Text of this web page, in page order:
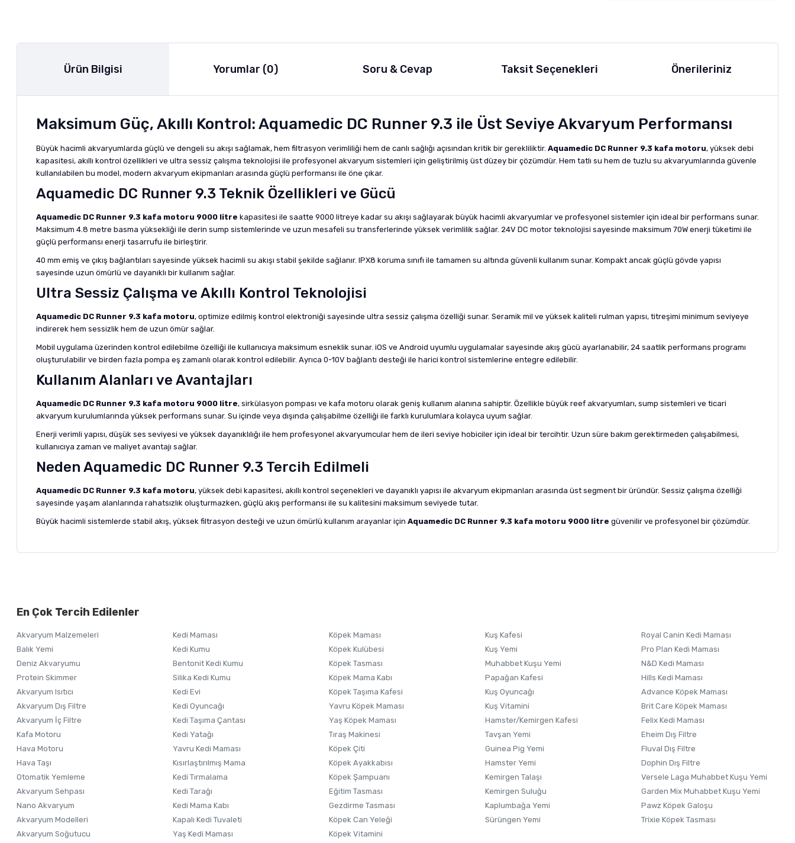
Ürün Bilgisi Yorumlar (0) Soru & Cevap Taksit Seçenekleri Önerileriniz
Maksimum Güç, Akıllı Kontrol: Aquamedic DC Runner 9.3 ile Üst Seviye Akvaryum Performansı
Büyük hacimli akvaryumlarda güçlü ve dengeli su akışı sağlamak, hem filtrasyon verimliliği hem de canlı sağlığı açısından kritik bir gerekliliktir. Aquamedic DC Runner 9.3 kafa motoru, yüksek debi
kapasitesi, akıllı kontrol özellikleri ve ultra sessiz çalışma teknolojisi ile profesyonel akvaryum sistemleri için geliştirilmiş üst düzey bir çözümdür. Hem tatlı su hem de tuzlu su akvaryumlarında güvenle
kullanılabilen bu model, modern akvaryum ekipmanları arasında güçlü performansı ile öne çıkar.
Aquamedic DC Runner 9.3 Teknik Özellikleri ve Gücü
Aquamedic DC Runner 9.3 kafa motoru 9000 litre kapasitesi ile saatte 9000 litreye kadar su akışı sağlayarak büyük hacimli akvaryumlar ve profesyonel sistemler için ideal bir performans sunar.
Maksimum 4.8 metre basma yüksekliği ile derin sump sistemlerinde ve uzun mesafeli su transferlerinde yüksek verimlilik sağlar. 24V DC motor teknolojisi sayesinde maksimum 70W enerji tüketimi ile
güçlü performansı enerji tasarrufu ile birleştirir.
40 mm emiş ve çıkış bağlantıları sayesinde yüksek hacimli su akışı stabil şekilde sağlanır. IPX8 koruma sınıfı ile tamamen su altında güvenli kullanım sunar. Kompakt ancak güçlü gövde yapısı
sayesinde uzun ömürlü ve dayanıklı bir kullanım sağlar.
Ultra Sessiz Çalışma ve Akıllı Kontrol Teknolojisi
Aquamedic DC Runner 9.3 kafa motoru, optimize edilmiş kontrol elektroniği sayesinde ultra sessiz çalışma özelliği sunar. Seramik mil ve yüksek kaliteli rulman yapısı, titreşimi minimum seviyeye
indirerek hem sessizlik hem de uzun ömür sağlar.
Mobil uygulama üzerinden kontrol edilebilme özelliği ile kullanıcıya maksimum esneklik sunar. iOS ve Android uyumlu uygulamalar sayesinde akış gücü ayarlanabilir, 24 saatlik performans programı
oluşturulabilir ve birden fazla pompa eş zamanlı olarak kontrol edilebilir. Ayrıca 0-10V bağlantı desteği ile harici kontrol sistemlerine entegre edilebilir.
Kullanım Alanları ve Avantajları
Aquamedic DC Runner 9.3 kafa motoru 9000 litre, sirkülasyon pompası ve kafa motoru olarak geniş kullanım alanına sahiptir. Özellikle büyük reef akvaryumları, sump sistemleri ve ticari
akvaryum kurulumlarında yüksek performans sunar. Su içinde veya dışında çalışabilme özelliği ile farklı kurulumlara kolayca uyum sağlar.
Enerji verimli yapısı, düşük ses seviyesi ve yüksek dayanıklılığı ile hem profesyonel akvaryumcular hem de ileri seviye hobiciler için ideal bir tercihtir. Uzun süre bakım gerektirmeden çalışabilmesi,
kullanıcıya zaman ve maliyet avantajı sağlar.
Neden Aquamedic DC Runner 9.3 Tercih Edilmeli
Aquamedic DC Runner 9.3 kafa motoru, yüksek debi kapasitesi, akıllı kontrol seçenekleri ve dayanıklı yapısı ile akvaryum ekipmanları arasında üst segment bir üründür. Sessiz çalışma özelliği
sayesinde yaşam alanlarında rahatsızlık oluşturmazken, güçlü akış performansı ile su kalitesini maksimum seviyede tutar.
Büyük hacimli sistemlerde stabil akış, yüksek filtrasyon desteği ve uzun ömürlü kullanım arayanlar için Aquamedic DC Runner 9.3 kafa motoru 9000 litre güvenilir ve profesyonel bir çözümdür.
Ürünü Satın Al ve Yorumla
Ürün açıklamasında eksik bilgiler bulunuyor.
Ürün fiyatı diğer sitelerden daha pahalı.
Bu ürüne benzer farklı alternatifler olmalı.
Gönder
En Çok Tercih Edilenler
Akvaryum Malzemeleri
Balık Yemi
Deniz Akvaryumu
Protein Skimmer
Akvaryum Isıtıcı
Akvaryum Dış Filtre
Akvaryum İç Filtre
Kafa Motoru
Hava Motoru
Hava Taşı
Otomatik Yemleme
Akvaryum Sehpası
Nano Akvaryum
Akvaryum Modelleri
Akvaryum Soğutucu
Kedi Maması
Kedi Kumu
Bentonit Kedi Kumu
Silika Kedi Kumu
Kedi Evi
Kedi Oyuncağı
Kedi Taşıma Çantası
Kedi Yatağı
Yavru Kedi Maması
Kısırlaştırılmış Mama
Kedi Tırmalama
Kedi Tarağı
Kedi Mama Kabı
Kapalı Kedi Tuvaleti
Yaş Kedi Maması
Köpek Maması
Köpek Kulübesi
Köpek Tasması
Köpek Mama Kabı
Köpek Taşıma Kafesi
Yavru Köpek Maması
Yaş Köpek Maması
Tıraş Makinesi
Köpek Çiti
Köpek Ayakkabısı
Köpek Şampuanı
Eğitim Tasması
Gezdirme Tasması
Köpek Can Yeleği
Köpek Vitamini
Kuş Kafesi
Kuş Yemi
Muhabbet Kuşu Yemi
Papağan Kafesi
Kuş Oyuncağı
Kuş Vitamini
Hamster/Kemirgen Kafesi
Tavşan Yemi
Guinea Pig Yemi
Hamster Yemi
Kemirgen Talaşı
Kemirgen Suluğu
Kaplumbağa Yemi
Sürüngen Yemi
Royal Canin Kedi Maması
Pro Plan Kedi Maması
N&D Kedi Maması
Hills Kedi Maması
Advance Köpek Maması
Brit Care Köpek Maması
Felix Kedi Maması
Eheim Dış Filtre
Fluval Dış Filtre
Dophin Dış Filtre
Versele Laga Muhabbet Kuşu Yemi
Garden Mix Muhabbet Kuşu Yemi
Pawz Köpek Galoşu
Trixie Köpek Tasması